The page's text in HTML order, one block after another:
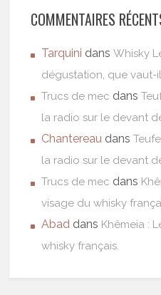
COMMENTAIRES
Tarquini dansWhisky
dégustation, que vaut-
Trucs de mec dans
la radio sur le devant
Chantereau dans
la radio sur le devant
Trucs de mec dans
visage du whisky
Abad dans Khêmeia :
whisky français.